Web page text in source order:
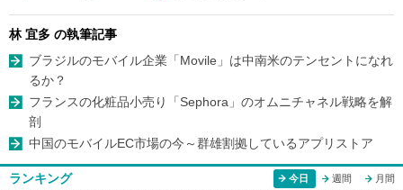
林 宜多 の執筆記事
ブラジルのモバイル企業「Movile」は中南米のテンセントになれ
るか？
フランスの化粧品小売り「Sephora」のオムニチャネル戦略を解
剖
中国のモバイルEC市場の今～群雄割拠しているアプリストア
ランキング 今日 週間 月間